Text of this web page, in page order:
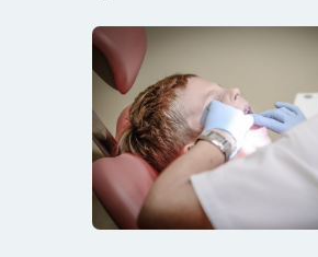
ST SUMMIT
MULHERES
GESTORAS
HOMEST
HOME